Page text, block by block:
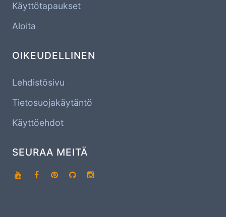
Käyttötapaukset
Aloita
OIKEUDELLINEN
Lehdistösivu
Tietosuojakäytäntö
Käyttöehdot
SEURAA MEITÄ